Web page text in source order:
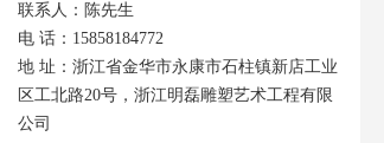
联系人：陈先生
电 话：15858184772
地 址：浙江省金华市永康市石柱镇新店工业
区工北路20号，浙江明磊雕塑艺术工程有限
公司